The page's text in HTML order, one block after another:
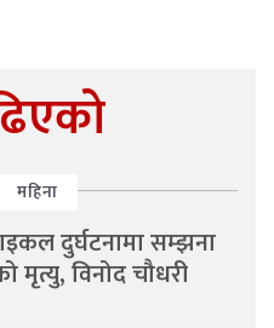
महिना
दुर्घटनामा सम्झना
मृत्यु, विनोद चौधरी